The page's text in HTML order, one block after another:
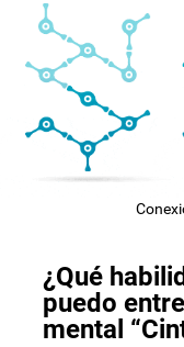
¿Qué
puedo
mental